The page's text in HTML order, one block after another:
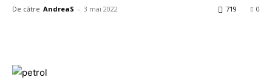
De către AndreaS - 3 mai 2022 0
719